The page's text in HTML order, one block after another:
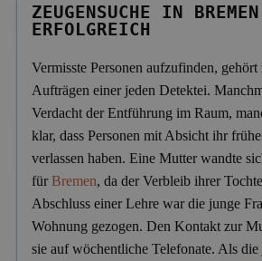
Erbschaft
Nachweis
Personen-
Sorgerecht &
Ausbildung
FAQ
Preise
Über uns
ZEUGENSUCHE IN BREMEN
ERFOLGREICH
Vermisste Personen aufzufinden, gehört
Aufträgen einer jeden Detektei.
Verdacht der Entführung im Raum,
klar, dass Personen mit Absicht ihr
verlassen haben. Eine Mutter wandte
fürBremen, da der Verbleib ihrer
Abschluss einer Lehre war die junge
Wohnung gezogen. Den Kontakt zur
sie auf wöchentliche Telefonate. Als die